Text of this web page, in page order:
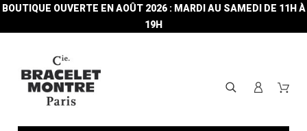
BOUTIQUE OUVERTE EN AOÛT 2026 : MARDI AU SAMEDI DE 11H À
19H